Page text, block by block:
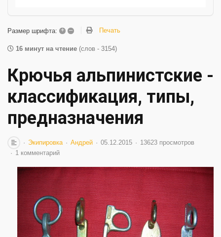
Размер шрифта: + – Печать
16 минут на чтение (слов - 3154)
Крючья альпинистские -
классификация, типы,
предназначения
Экипировка Андрей 05.12.2015
13623 просмотров
1 комментарий